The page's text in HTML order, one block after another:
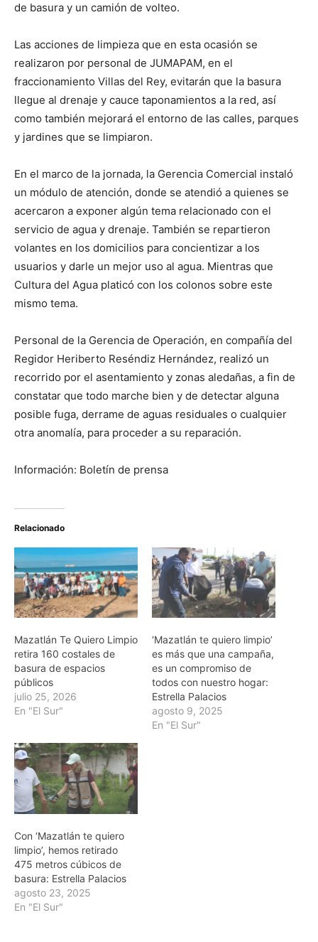
de basura y un camión de volteo.
Las acciones de limpieza que en esta ocasión se
realizaron por personal de JUMAPAM, en el
fraccionamiento Villas del Rey, evitarán que la basura
llegue al drenaje y cauce taponamientos a la red, así
como también mejorará el entorno de las calles, parques
y jardines que se limpiaron.
En el marco de la jornada, la Gerencia Comercial instaló
un módulo de atención, donde se atendió a quienes se
acercaron a exponer algún tema relacionado con el
servicio de agua y drenaje. También se repartieron
volantes en los domicilios para concientizar a los
usuarios y darle un mejor uso al agua. Mientras que
Cultura del Agua platicó con los colonos sobre este
mismo tema.
Personal de la Gerencia de Operación, en compañía del
Regidor Heriberto Reséndiz Hernández, realizó un
recorrido por el asentamiento y zonas aledañas, a fin de
constatar que todo marche bien y de detectar alguna
posible fuga, derrame de aguas residuales o cualquier
otra anomalía, para proceder a su reparación.
Información: Boletín de prensa
Relacionado
Mazatlán Te Quiero Limpio
retira 160 costales de
basura de espacios
públicos
julio 25, 2026
En "El Sur"
‘Mazatlán te quiero limpio’
es más que una campaña,
es un compromiso de
todos con nuestro hogar:
Estrella Palacios
agosto 9, 2025
En "El Sur"
Con ‘Mazatlán te quiero
limpio’, hemos retirado
475 metros cúbicos de
basura: Estrella Palacios
agosto 23, 2025
En "El Sur"